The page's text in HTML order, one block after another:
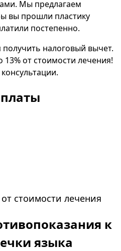
Мы предлагаем
вы прошли пластику
постепенно.
налоговый вычет.
от стоимости лечения!
стоимости лечения
к
языка